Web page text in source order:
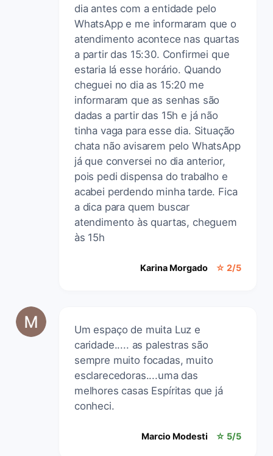
dia antes com a entidade pelo
WhatsApp e me informaram que o
atendimento acontece nas quartas
a partir das 15:30. Confirmei que
estaria lá esse horário. Quando
cheguei no dia as 15:20 me
informaram que as senhas são
dadas a partir das 15h e já não
tinha vaga para esse dia. Situação
chata não avisarem pelo WhatsApp
já que conversei no dia anterior,
pois pedi dispensa do trabalho e
acabei perdendo minha tarde. Fica
a dica para quem buscar
atendimento às quartas, cheguem
às 15h
Karina Morgado ☆ 2/5
Um espaço de muita Luz e
caridade..... as palestras são
sempre muito focadas, muito
esclarecedoras....uma das
melhores casas Espíritas que já
conheci.
Marcio Modesti ☆ 5/5